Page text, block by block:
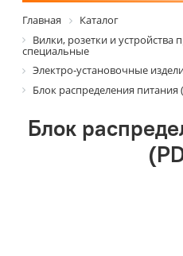
Главная
Каталог
Вилки, розетки и
специальные
Электро-установочные
Блок распределения питания
Блок